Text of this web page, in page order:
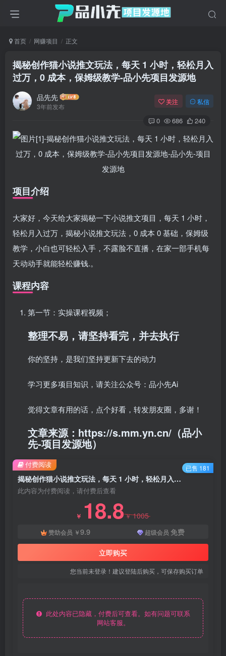
首页 网赚项目 正文
揭秘创作猫小说推文玩法，每天 1 小时，轻松月入
过万，0 成本，保姆级教学-品小先项目发源地
品先先
3年前发布
关注 私信
0 686 240
项目介绍
大家好，今天给大家揭秘一下小说推文项目，每天 1 小时，
轻松月入过万，揭秘小说推文玩法，0 成本 0 基础，保姆级
教学，小白也可轻松入手，不露脸不直播，在家一部手机每
天动动手就能轻松赚钱.。
课程内容
第一节：实操课程视频；
整理不易，请坚持看完，并去执行
你的坚持，是我们坚持更新下去的动力
学习更多项目知识，请关注公众号：品小先Ai
觉得文章有用的话，点个好看，转发朋友圈，多谢！
文章来源：https://s.mm.yn.cn/（品小
先-项目发源地）
揭秘创作猫小说推文玩法，每天 1 小时，轻松月入过万，0 成本，保姆级教学 - 资源之家
此内容为付费阅读，请付费后查看
￥ 18.8￥1005
赞助会员 ￥9.9 超级会员 免费
立即购买
您当前未登录！建议登陆后购买，可保存购买订单
此处内容已隐藏，付费后可查看。如有问题可联系
网站客服。
付费阅读 已售 181